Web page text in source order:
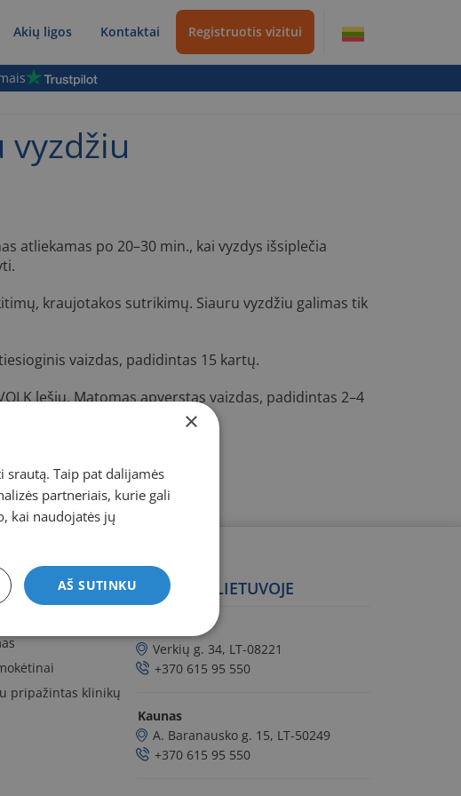
Akių ligos Kontaktai Registruotis vizitui
atliekamas po 20–30 min., kai vyzdys išsiplečia
kraujotakos sutrikimų. Siauru vyzdžiu galimas tik
vaizdas, padidintas 15 kartų.
lęšiu. Matomas apverstas vaizdas, padidintas 2–4
pripažintas klinikų
KLINIKOS LIETUVOJE
Verkių g. 34, LT-08221
+370 615 95 550
Kaunas
A. Baranausko g. 15, LT-50249
+370 615 95 550
×
Taip pat dalijamės
partneriais, kurie gali
kai naudojatės jų
AŠ SUTINKU